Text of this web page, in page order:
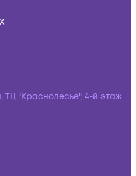
ТЦ "Краснолесье", 4-й этаж